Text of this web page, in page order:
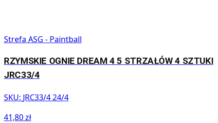
Strefa ASG - Paintball
RZYMSKIE OGNIE DREAM 4 5 STRZAŁÓW 4 SZTUKI
JRC33/4
SKU: JRC33/4 24/4
41,80 zł